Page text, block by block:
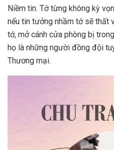
Niềm tin. Tớ từng không kỳ
nếu tin tưởng nhầm tớ sẽ thất
tớ, mở cánh cửa phòng bị
họ là những người đồng đội
Thương mại.